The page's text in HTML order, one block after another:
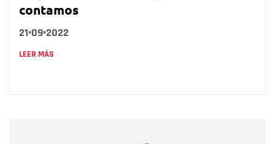
contamos
21•09•2022
LEER MÁS